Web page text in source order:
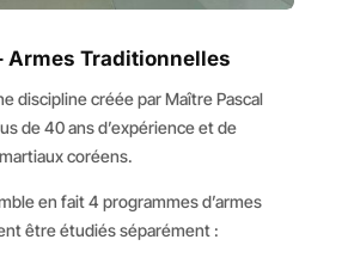
Armes Traditionnelles
discipline créée par Maître Pascal
de 40 ans d’expérience et de
coréens.
en fait 4 programmes d’armes
être étudiés séparément :